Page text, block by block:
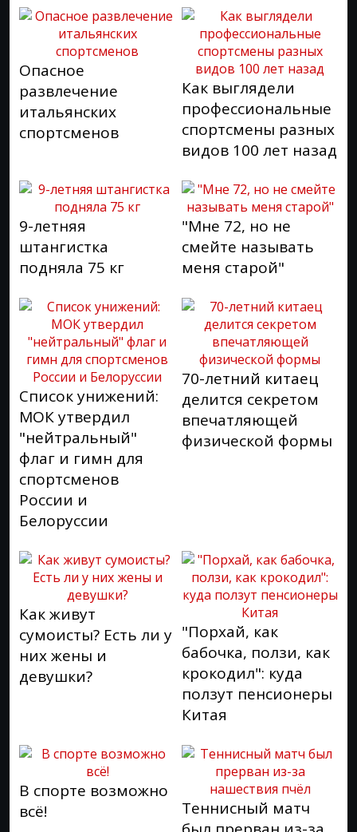
Опасное
развлечение
итальянских
спортсменов
Как выглядели
профессиональные
спортсмены разных
видов 100 лет назад
9-летняя
штангистка
подняла 75 кг
"Мне 72, но не
смейте называть
меня старой"
Список унижений:
МОК утвердил
"нейтральный"
флаг и гимн для
спортсменов
России и
Белоруссии
70-летний китаец
делится секретом
впечатляющей
физической формы
Как живут
сумоисты? Есть ли у
них жены и
девушки?
"Порхай, как
бабочка, ползи, как
крокодил": куда
ползут пенсионеры
Китая
В спорте возможно
всё!
Теннисный матч